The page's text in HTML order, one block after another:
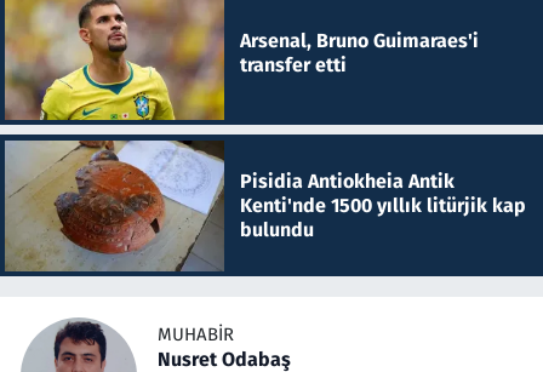
Arsenal, Bruno Guimaraes'i
transfer etti
Pisidia Antiokheia Antik
Kenti'nde 1500 yıllık litürjik kap
bulundu
MUHABIR
Nusret Odabaş